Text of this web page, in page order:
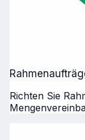
Richten Sie